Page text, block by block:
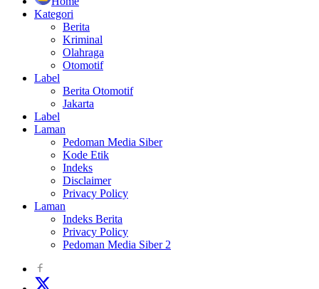
Kategori
Berita
Kriminal
Olahraga
Otomotif
Label
Berita Otomotif
Jakarta
Label
Laman
Pedoman Media Siber
Kode Etik
Indeks
Disclaimer
Privacy Policy
Laman
Indeks Berita
Privacy Policy
Pedoman Media Siber 2